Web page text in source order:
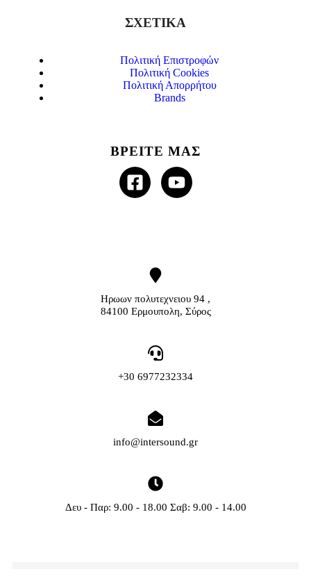
Ηρωων πολυτεχνειου 94 ,
84100 Ερμουπολη, Σύρος
+30 6977232334
info@intersound.gr
Δευ - Παρ: 9.00 - 18.00 Σαβ: 9.00 - 14.00
ΣΧΕΤΙΚΑ
Πολιτική Επιστροφών
Πολιτική Cookies
Πολιτική Απορρήτου
Brands
ΒΡΕΙΤΕ ΜΑΣ